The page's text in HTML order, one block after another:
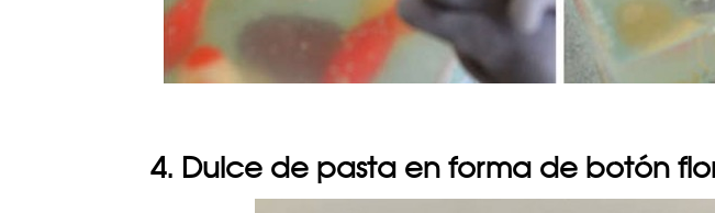
4. Dulce de pasta en forma de botón